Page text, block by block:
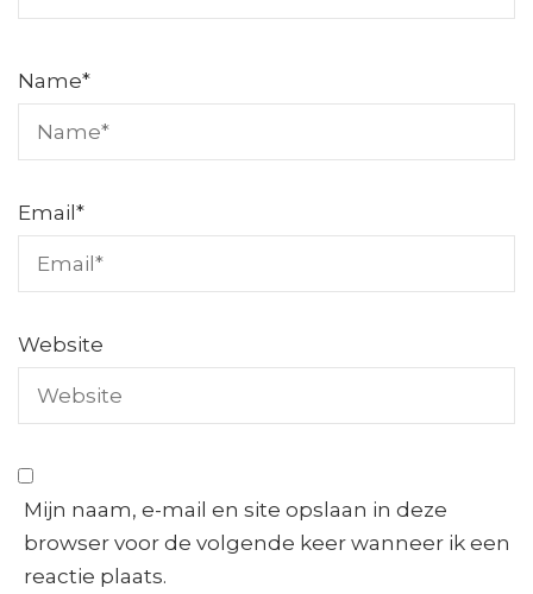
Name*
Email *
Website
Mijn naam, e-mail en site opslaan in deze
browser voor de volgende keer wanneer ik een
reactie plaats.